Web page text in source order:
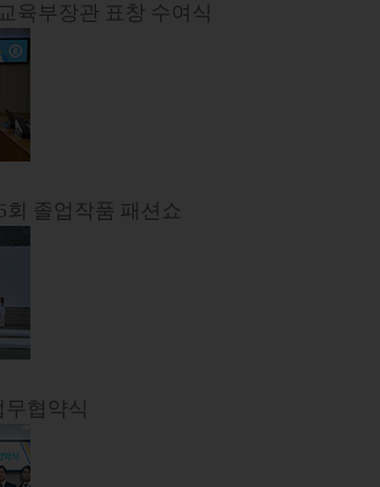
육부장관 표창 수여식
졸업작품 패션쇼
협약식